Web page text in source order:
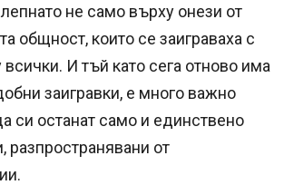
не само върху онези от
общност, които се заиграваха с
И тъй като сега отново има
заигравки, е много важно
си останат само и единствено
разпространявани от